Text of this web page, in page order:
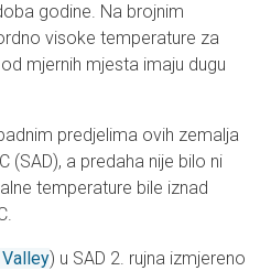
godine. Na brojnim
visoke temperature za
mjernih mjesta imaju dugu
predjelima ovih zemalja
(SAD), a predaha nije bilo ni
temperature bile iznad
Valley) u SAD 2. rujna izmjereno